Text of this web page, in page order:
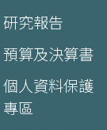
研究報告
預算及決算書
個人資料保護
專區